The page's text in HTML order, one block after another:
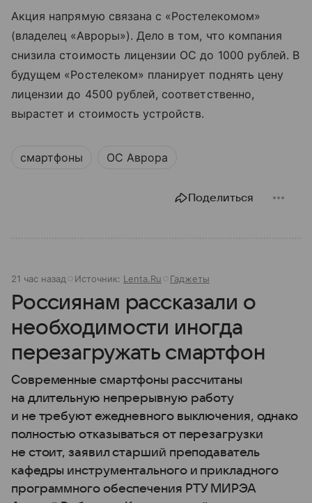
Акция напрямую связана с «Ростелекомом»
(владелец «Авроры»). Дело в том, что компания
снизила стоимость лицензии ОС до 1000 рублей. В
будущем «Ростелеком» планирует поднять цену
лицензии до 4500 рублей, соответственно,
вырастет и стоимость устройств.
смартфоны ОС Аврора
Поделиться
21 час назад Источник: Lenta.Ru Гаджеты
Россиянам рассказали о
необходимости иногда
перезагружать смартфон
Современные смартфоны рассчитаны
на длительную непрерывную работу
и не требуют ежедневного выключения, однако
полностью отказываться от перезагрузки
не стоит, заявил старший преподаватель
кафедры инструментального и прикладного
программного обеспечения РТУ МИРЭА